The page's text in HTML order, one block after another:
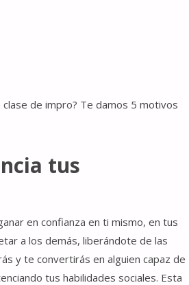
de impro? Te damos 5 motivos
tus
en confianza en ti mismo, en tus
a los demás, liberándote de las
y te convertirás en alguien capaz de
tus habilidades sociales. Esta